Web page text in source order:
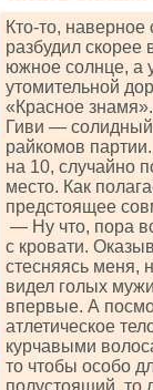
Кто-то, наверное
разбудил скорее
южное солнце, а
утомительной
«Красное
Гиви — солидный
райкомов
на 10, случайно
место. Как
предстоящее
— Ну что, пора
с кровати.
стесняясь меня,
видел голых
впервые. А
атлетическое
курчавыми
то чтобы особо
полустоящий, то